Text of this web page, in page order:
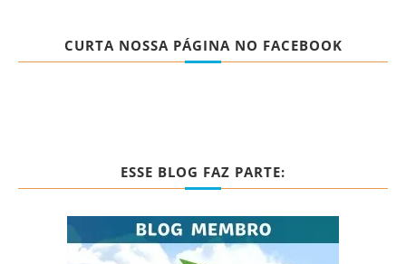
CURTA NOSSA PÁGINA NO FACEBOOK
ESSE BLOG FAZ PARTE: